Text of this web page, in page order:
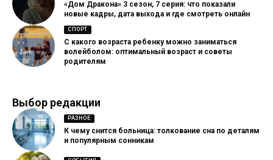
«Дом Дракона» 3 сезон, 7 серия: что показали
новые кадры, дата выхода и где смотреть онлайн
СПОРТ
С какого возраста ребенку можно заниматься
волейболом: оптимальный возраст и советы
родителям
Выбор редакции
РАЗНОЕ
К чему снится больница: толкование сна по деталям
и популярным сонникам